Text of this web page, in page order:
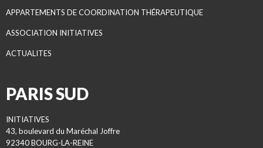
APPARTEMENTS DE COORDINATION THÉRAPEUTIQUE
ASSOCIATION INITIATIVES
ACTUALITES
PARIS SUD
INITIATIVES
43, boulevard du Maréchal Joffre
92340 BOURG-LA-REINE